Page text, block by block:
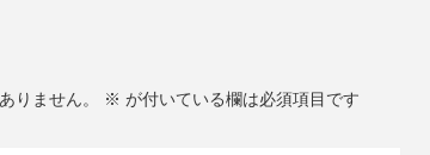
りません。 ※ が付いている欄は必須項目です